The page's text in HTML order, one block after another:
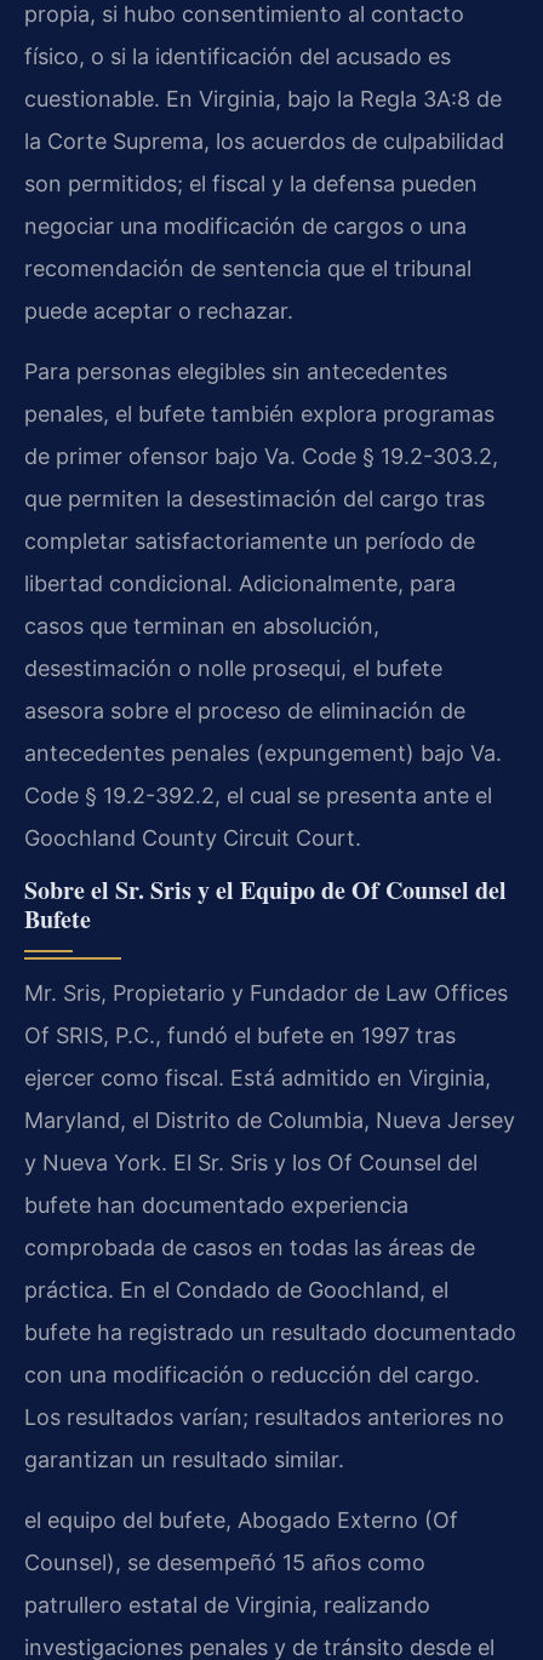
propia, si hubo consentimiento al contacto
físico, o si la identificación del acusado es
cuestionable. En Virginia, bajo la Regla 3A:8 de
la Corte Suprema, los acuerdos de culpabilidad
son permitidos; el fiscal y la defensa pueden
negociar una modificación de cargos o una
recomendación de sentencia que el tribunal
puede aceptar o rechazar.
Para personas elegibles sin antecedentes
penales, el bufete también explora programas
de primer ofensor bajo Va. Code § 19.2-303.2,
que permiten la desestimación del cargo tras
completar satisfactoriamente un período de
libertad condicional. Adicionalmente, para
casos que terminan en absolución,
desestimación o nolle prosequi, el bufete
asesora sobre el proceso de eliminación de
antecedentes penales (expungement) bajo Va.
Code § 19.2-392.2, el cual se presenta ante el
Goochland County Circuit Court.
Sobre el Sr. Sris y el Equipo de Of Counsel del
Bufete
Mr. Sris, Propietario y Fundador de Law Offices
Of SRIS, P.C., fundó el bufete en 1997 tras
ejercer como fiscal. Está admitido en Virginia,
Maryland, el Distrito de Columbia, Nueva Jersey
y Nueva York. El Sr. Sris y los Of Counsel del
bufete han documentado experiencia
comprobada de casos en todas las áreas de
práctica. En el Condado de Goochland, el
bufete ha registrado un resultado documentado
con una modificación o reducción del cargo.
Los resultados varían; resultados anteriores no
garantizan un resultado similar.
el equipo del bufete, Abogado Externo (Of
Counsel), se desempeñó 15 años como
patrullero estatal de Virginia, realizando
investigaciones penales y de tránsito desde el